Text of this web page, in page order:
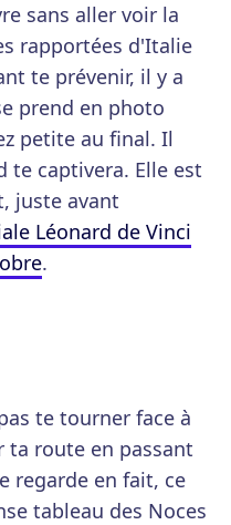
sans aller voir la
rapportées d'Italie
te prévenir, il y a
prend en photo
petite au final. Il
te captivera. Elle est
juste avant
Léonard de Vinci
.
te tourner face à
ta route en passant
regarde en fait, ce
tableau des Noces